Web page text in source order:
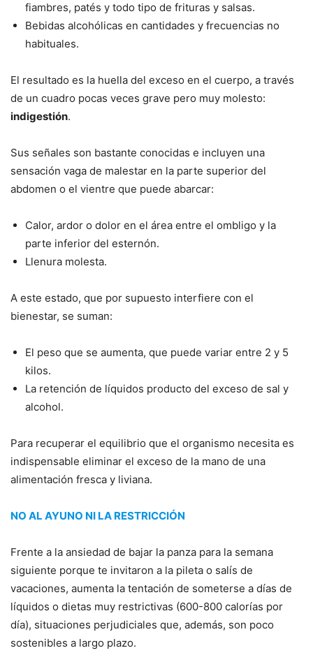
fiambres, patés y todo tipo de frituras y salsas.
Bebidas alcohólicas en cantidades y frecuencias no
habituales.
El resultado es la huella del exceso en el cuerpo, a través
de un cuadro pocas veces grave pero muy molesto:
indigestión.
Sus señales son bastante conocidas e incluyen una
sensación vaga de malestar en la parte superior del
abdomen o el vientre que puede abarcar:
Calor, ardor o dolor en el área entre el ombligo y la
parte inferior del esternón.
Llenura molesta.
A este estado, que por supuesto interfiere con el
bienestar, se suman:
El peso que se aumenta, que puede variar entre 2 y 5
kilos.
La retención de líquidos producto del exceso de sal y
alcohol.
Para recuperar el equilibrio que el organismo necesita es
indispensable eliminar el exceso de la mano de una
alimentación fresca y liviana.
NO AL AYUNO NI LA RESTRICCIÓN
Frente a la ansiedad de bajar la panza para la semana
siguiente porque te invitaron a la pileta o salís de
vacaciones, aumenta la tentación de someterse a días de
líquidos o dietas muy restrictivas (600-800 calorías por
día), situaciones perjudiciales que, además, son poco
sostenibles a largo plazo.